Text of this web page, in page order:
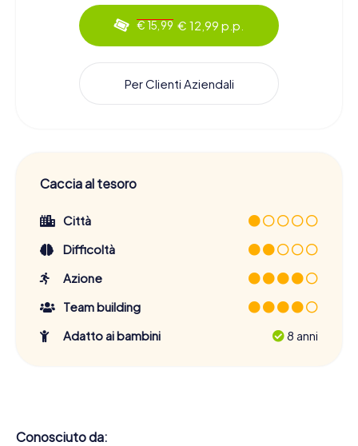
€ 15,99 € 12,99 p.p.
Per Clienti Aziendali
Caccia al tesoro
Città
Difficoltà
Azione
Team building
Adatto ai bambini
8 anni
Conosciuto da: